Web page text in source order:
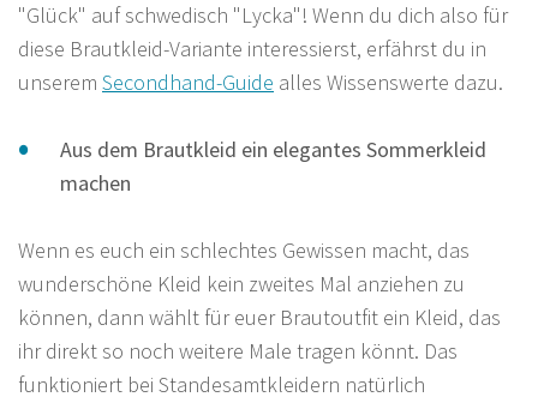
"Glück" auf schwedisch "Lycka"! Wenn du dich also für
diese Brautkleid-Variante interessierst, erfährst du in
unserem Secondhand-Guide alles Wissenswerte dazu.
Aus dem Brautkleid ein elegantes Sommerkleid
machen
Wenn es euch ein schlechtes Gewissen macht, das
wunderschöne Kleid kein zweites Mal anziehen zu
können, dann wählt für euer Brautoutfit ein Kleid, das
ihr direkt so noch weitere Male tragen könnt. Das
funktioniert bei Standesamtkleidern natürlich